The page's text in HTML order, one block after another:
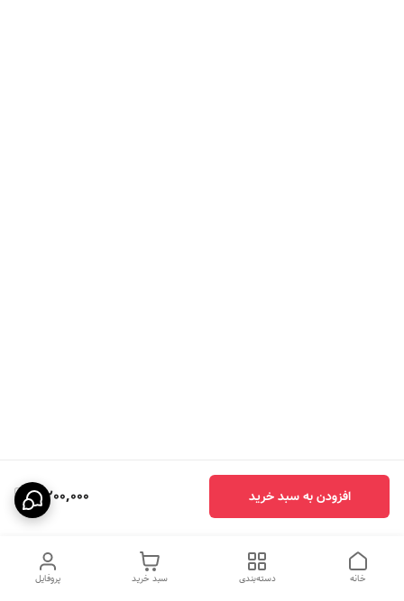
2,200,000 افزودن به سبد خرید
پروفایل سبد خرید دسته‌بندی خانه